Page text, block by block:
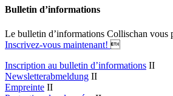
Bulletin d’informations
Le bulletin d’informations Collischan vous
Inscrivez-vous maintenant! 
Inscription au bulletin d’informations II
Newsletterabmeldung II
Empreinte II